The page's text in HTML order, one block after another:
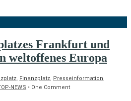
Frankfurt und
weltoffenes Europa
, Finanzplatz, Presseinformation,
NEWS • One Comment